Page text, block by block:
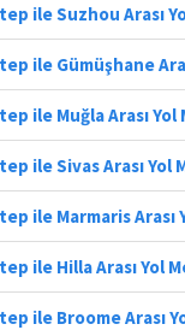
ile Suzhou Arası
ile Gümüşhane
ile Muğla Arası
ile Sivas Arası
ile Marmaris
ile Hilla Arası Yol
ile Broome Arası